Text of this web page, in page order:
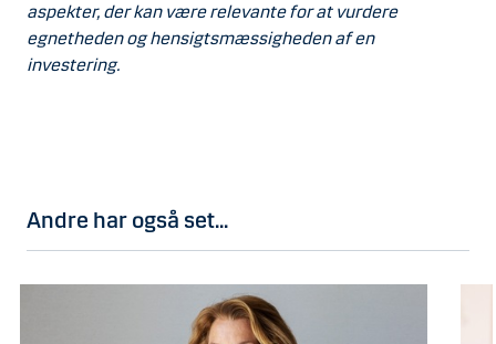
aspekter, der kan være relevante for at vurdere
egnetheden og hensigtsmæssigheden af en
investering.
Andre har også set...